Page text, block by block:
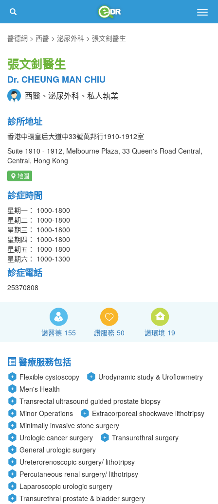
醫德網
西醫 泌尿外科 張文釗醫生
張文釗醫生
Dr. CHEUNG MAN CHIU
西醫、泌尿外科、私人執業
診所地址
香港中環皇后大道中33號萬邦行1910-1912室
Suite 1910 - 1912, Melbourne Plaza, 33 Queen's Road Central,
Central, Hong Kong
地圖
診症時間
星期一： 1000-1800
星期二： 1000-1800
星期三： 1000-1800
星期四： 1000-1800
星期五： 1000-1800
星期六： 1000-1300
診症電話
25370808
讚醫德 155 讚服務 50 讚環境 19
醫療服務包括
Flexible cystoscopy
Urodynamic study & Uroflowmetry
Men's Health
Transrectal ultrasound guided prostate biopsy
Minor Operations
Extracorporeal shockwave lithotripsy
Minimally invasive stone surgery
Urologic cancer surgery
Transurethral surgery
General urologic surgery
Ureterorenoscopic surgery/ lithotripsy
Percutaneous renal surgery/ lithotripsy
Laparoscopic urologic surgery
Transurethral prostate & bladder surgery